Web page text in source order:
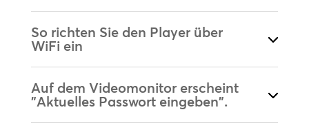
So richten Sie den Player über
WiFi ein
Auf dem Videomonitor erscheint
"Aktuelles Passwort eingeben".